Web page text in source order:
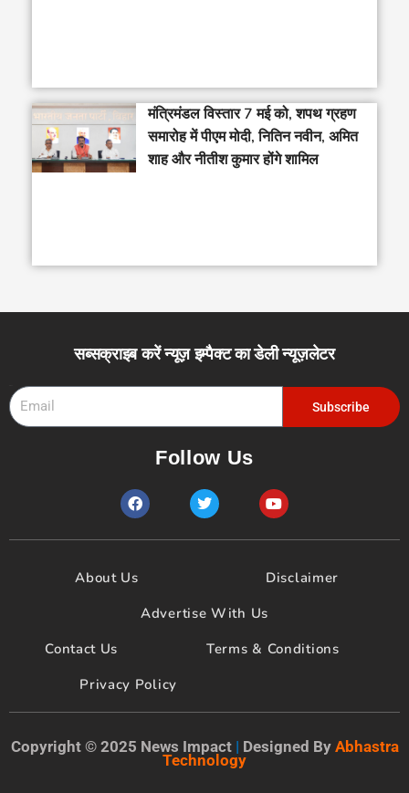
मंत्रिमंडल विस्तार 7 मई को, शपथ ग्रहण
समारोह में पीएम मोदी, नितिन नवीन, अमित
शाह और नीतीश कुमार होंगे शामिल
सब्सक्राइब करें न्यूज़ इम्पैक्ट का डेली न्यूज़लेटर
Subscribe
Follow Us
F
a
e
o
T
w
t
Y
o
t
b
e
About Us
Disclaimer
Advertise With Us
Contact Us
Terms & Conditions
Privacy Policy
Copyright © 2025 News Impact | Designed By Abhastra
Technology